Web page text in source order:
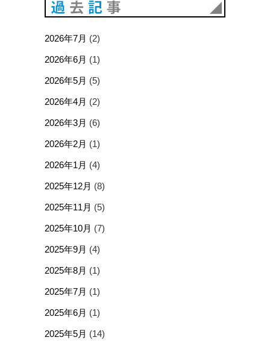
2026年7月 (2)
2026年6月 (1)
2026年5月 (5)
2026年4月 (2)
2026年3月 (6)
2026年2月 (1)
2026年1月 (4)
2025年12月 (8)
2025年11月 (5)
2025年10月 (7)
2025年9月 (4)
2025年8月 (1)
2025年7月 (1)
2025年6月 (1)
2025年5月 (14)